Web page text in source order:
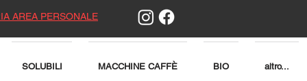
AREA PERSONALE
SOLUBILI MACCHINE CAFFÈ BIO altro...